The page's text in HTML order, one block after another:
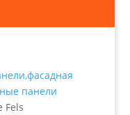
панели
Fels